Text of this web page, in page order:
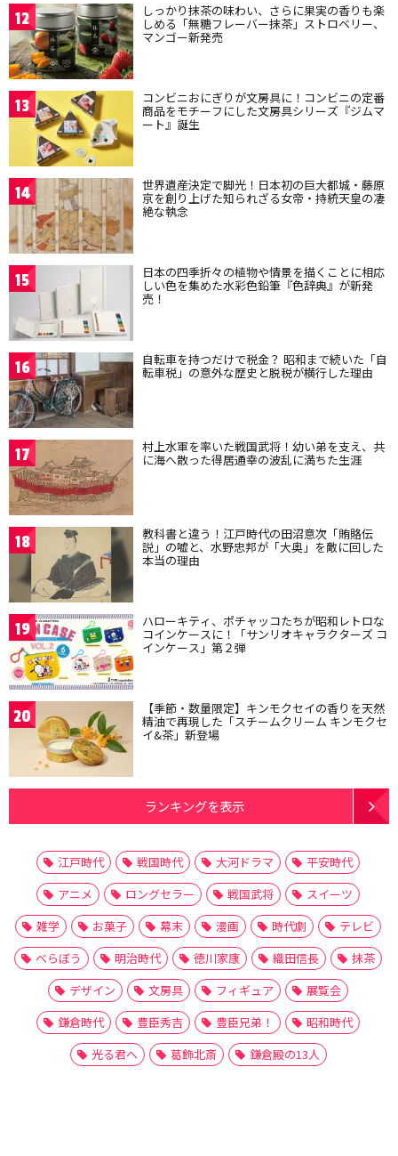
12 しっかり抹茶の味わい、さらに果実の香りも楽
しめる「無糖フレーバー抹茶」ストロベリー、
マンゴー新発売
13 コンビニおにぎりが文房具に！コンビニの定番
商品をモチーフにした文房具シリーズ『ジムマ
ート』誕生
14 世界遺産決定で脚光！日本初の巨大都城・藤原
京を創り上げた知られざる女帝・持統天皇の凄
絶な執念
15 日本の四季折々の植物や情景を描くことに相応
しい色を集めた水彩色鉛筆『色辞典』が新発
売！
16 自転車を持つだけで税金？ 昭和まで続いた「自
転車税」の意外な歴史と脱税が横行した理由
17 村上水軍を率いた戦国武将！幼い弟を支え、共
に海へ散った得居通幸の波乱に満ちた生涯
18 教科書と違う！江戸時代の田沼意次「賄賂伝
説」の嘘と、水野忠邦が「大奥」を敵に回した
本当の理由
19 ハローキティ、ポチャッコたちが昭和レトロな
コインケースに！「サンリオキャラクターズ コ
インケース」第２弾
20 【季節・数量限定】キンモクセイの香りを天然
精油で再現した「スチームクリーム キンモクセ
イ&茶」新登場
ランキングを表示
江戸時代 戦国時代 大河ドラマ
平安時代
アニメ
ロングセラー 戦国武将
スイーツ
雑学
お菓子 幕末 漫画 時代劇
テレビ
べらぼう
明治時代 徳川家康 織田信長
抹茶
デザイン
文房具 フィギュア
展覧会
鎌倉時代
豊臣秀吉 豊臣兄弟！
昭和時代
光る君へ
葛飾北斎 鎌倉殿の13人